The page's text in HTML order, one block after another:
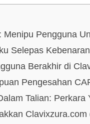
Menipu Pengguna
Selepas
Berakhir di
Pengesahan
Talian: Perkara